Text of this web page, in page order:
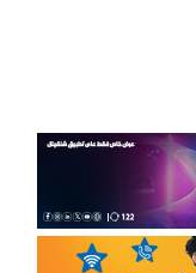
حول
أكوا